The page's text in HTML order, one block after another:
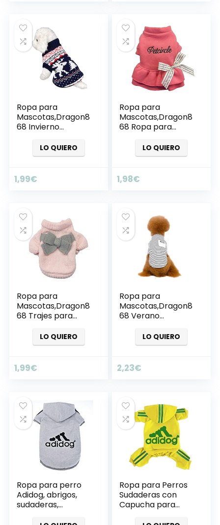
Ropa para
Mascotas,Dragon8
68 Invierno
Perro Ropa Alto
Cuello suéteres
LO QUIERO
1,99€
Ropa para
Mascotas,Dragon8
68 Ropa para
Invierno cálido
Cuello Redondo
Sweashirts Vestido
para Mascotas
Perro Mediano
LO QUIERO
1,98€
Ropa para
Mascotas,Dragon8
68 Trajes para
Invierno Caliente
Mascotas Perros
Nudo Camisas
suéter
LO QUIERO
1,99€
Ropa para
Mascotas,Dragon8
68 Verano
Rayas Chaleco
Ángel Camisas
LO QUIERO
2,23€
Ropa para perro
Adidog, abrigos,
sudaderas,
Ropa para Perros
Sudaderas con
Capucha para